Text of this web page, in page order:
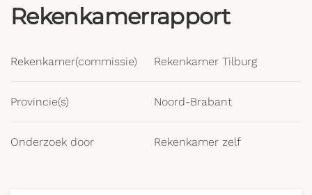
Rekenkamerrapport
Rekenkamer(commissie) Rekenkamer Tilburg
Provincie(s) Noord-Brabant
Onderzoek door Rekenkamer zelf